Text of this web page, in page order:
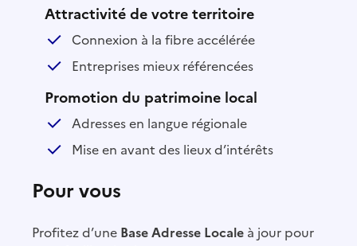
Attractivité de votre territoire
Connexion à la fibre accélérée
Entreprises mieux référencées
Promotion du patrimoine local
Adresses en langue régionale
Mise en avant des lieux d’intérêts
vous
Profitez d’une Base Adresse Locale à jour pour